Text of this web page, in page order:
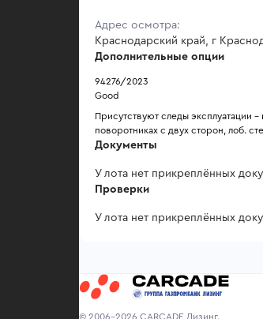
Адрес осмотра:
Краснодарский край, г
Дополнительные опции
94276/2023
Good
Присутствуют следы эксплуатации
поворотниках с двух сторон, лоб.
Документы
У лота нет прикреплённых
Проверки
У лота нет прикреплённых
© 2006-2026 CARCADE Лизинг.